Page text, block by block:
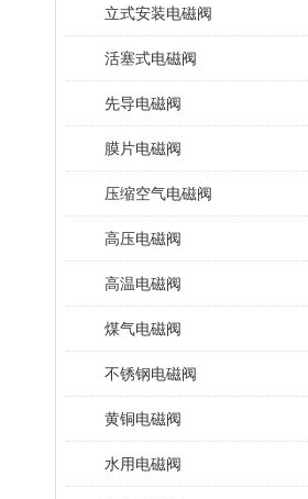
立式安装电磁阀
活塞式电磁阀
先导电磁阀
膜片电磁阀
压缩空气电磁阀
高压电磁阀
高温电磁阀
煤气电磁阀
不锈钢电磁阀
黄铜电磁阀
水用电磁阀